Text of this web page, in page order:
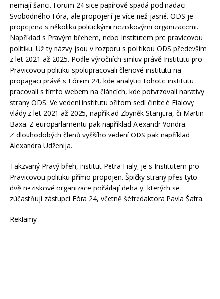
nemají šanci. Forum 24 sice papírově spadá pod nadaci
Svobodného Fóra, ale propojení je více než jasné. ODS je
propojena s několika politickými neziskovými organizacemi.
Například s Pravým břehem, nebo Institutem pro pravicovou
politiku. Už ty názvy jsou v rozporu s politikou ODS především
z let 2021 až 2025. Podle výročních smluv právě Institutu pro
Pravicovou politiku spolupracovali členové institutu na
propagaci právě s Fórem 24, kde analytici tohoto institutu
pracovali s tímto webem na článcích, kde potvrzovali narativy
strany ODS. Ve vedení institutu přitom sedí činitelé Fialovy
vlády z let 2021 až 2025, například Zbyněk Stanjura, či Martin
Baxa. Z europarlamentu pak například Alexandr Vondra.
Z dlouhodobých členů vyššího vedení ODS pak například
Alexandra Udženija.
Takzvaný Pravý břeh, institut Petra Fialy, je s Institutem pro
Pravicovou politiku přímo propojen. Špičky strany přes tyto
dvě neziskové organizace pořádají debaty, kterých se
zúčastňují zástupci Fóra 24, včetně šéfredaktora Pavla Šafra.
Reklamy